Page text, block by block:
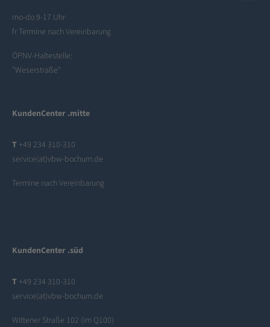
mo-do 9-17 Uhr
fr Termine nach Vereinbarung
ÖPNV-Haltestelle:
"Weserstraße"
KundenCenter .mitte
T +49 234 310-310
service(at)vbw-bochum.de
Termine nach Vereinbarung
KundenCenter .süd
T +49 234 310-310
service(at)vbw-bochum.de
Wittener Straße 102 (im Q100)